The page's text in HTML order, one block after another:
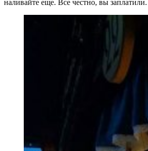
наливайте еще. Все честно, вы заплатили.